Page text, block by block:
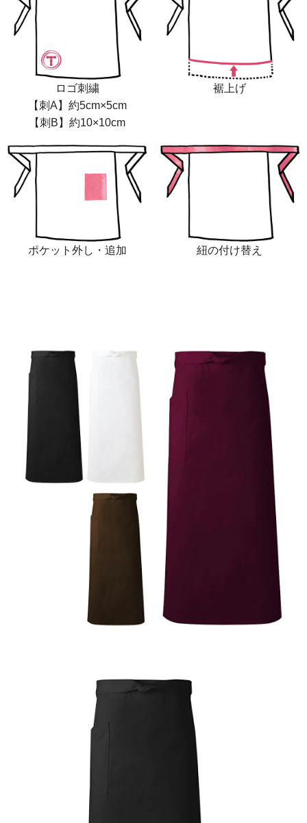
ロゴ刺繍
【刺A】約5cm×5cm
【刺B】約10×10cm
裾上げ
ポケット外し・追加 紐の付け替え